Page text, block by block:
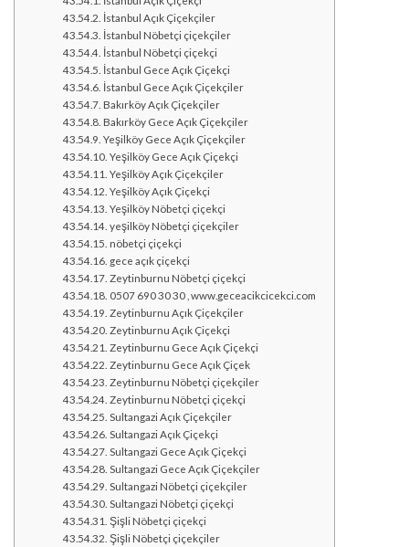
İstanbul Açık Çiçekçiler
İstanbul Nöbetçi çiçekçiler
İstanbul Nöbetçi çiçekçi
İstanbul Gece Açık Çiçekçi
İstanbul Gece Açık Çiçekçiler
Bakırköy Açık Çiçekçiler
Bakırköy Gece Açık Çiçekçiler
Yeşilköy Gece Açık Çiçekçiler
Yeşilköy Gece Açık Çiçekçi
Yeşilköy Açık Çiçekçiler
Yeşilköy Açık Çiçekçi
Yeşilköy Nöbetçi çiçekçi
yeşilköy Nöbetçi çiçekçiler
nöbetçi çiçekçi
gece açık çiçekçi
Zeytinburnu Nöbetçi çiçekçi
0507 690 30 30 , www.geceacikcicekci.com
Zeytinburnu Açık Çiçekçiler
Zeytinburnu Açık Çiçekçi
Zeytinburnu Gece Açık Çiçekçi
Zeytinburnu Gece Açık Çiçek
Zeytinburnu Nöbetçi çiçekçiler
Zeytinburnu Nöbetçi çiçekçi
Sultangazi Açık Çiçekçiler
Sultangazi Açık Çiçekçi
Sultangazi Gece Açık Çiçekçi
Sultangazi Gece Açık Çiçekçiler
Sultangazi Nöbetçi çiçekçiler
Sultangazi Nöbetçi çiçekçi
Şişli Nöbetçi çiçekçi
Şişli Nöbetçi çiçekçiler